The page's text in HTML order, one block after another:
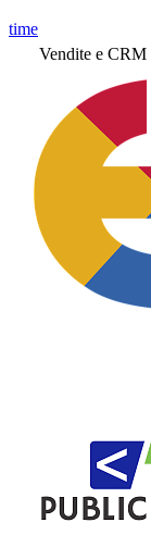
time
Vendite e CRM